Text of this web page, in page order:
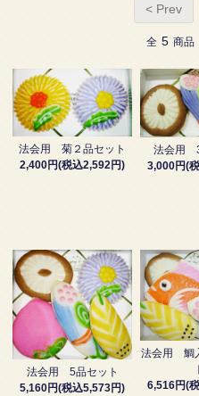
< Prev
全 5 商品
法会用 菊２品セット
2,400円(税込2,592円)
法会用
3,000円(
法会用 5品セット
5,160円(税込5,573円)
法会用 鯛
6,516円(